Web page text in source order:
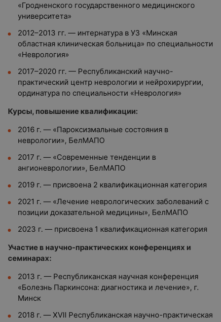
«Гродненского государственного медицинского
университета»
2012–2013 гг. — интернатура в УЗ «Минская
областная клиническая больница» по специальности
«Неврология»
2017–2020 гг. — Республиканский научно-
практический центр неврологии и нейрохирургии,
ординатура по специальности «Неврология»
Курсы, повышение квалификации:
2016 г. — «Пароксизмальные состояния в
неврологии», БелМАПО
2017 г. — «Современные тенденции в
ангионеврологии», БелМАПО
2019 г. — присвоена 2 квалификационная категория
2021 г. — «Лечение неврологических заболеваний с
позиции доказательной медицины», БелМАПО
2023 г. — присвоена 1 квалификационная категория
Участие в научно-практических конференциях и
семинарах:
2013 г. — Республиканская научная конференция
«Болезнь Паркинсона: диагностика и лечение», г.
Минск
2018 г. — XVII Республиканская научно-практическая